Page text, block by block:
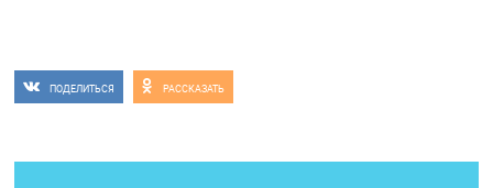
ПОДЕЛИТЬСЯ РАССКАЗАТЬ